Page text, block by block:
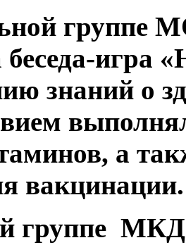
группе
беседа-игра
знаний о
а
вакцинации.
группе